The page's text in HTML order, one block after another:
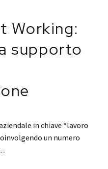
Working:
supporto
in chiave “lavoro
un numero